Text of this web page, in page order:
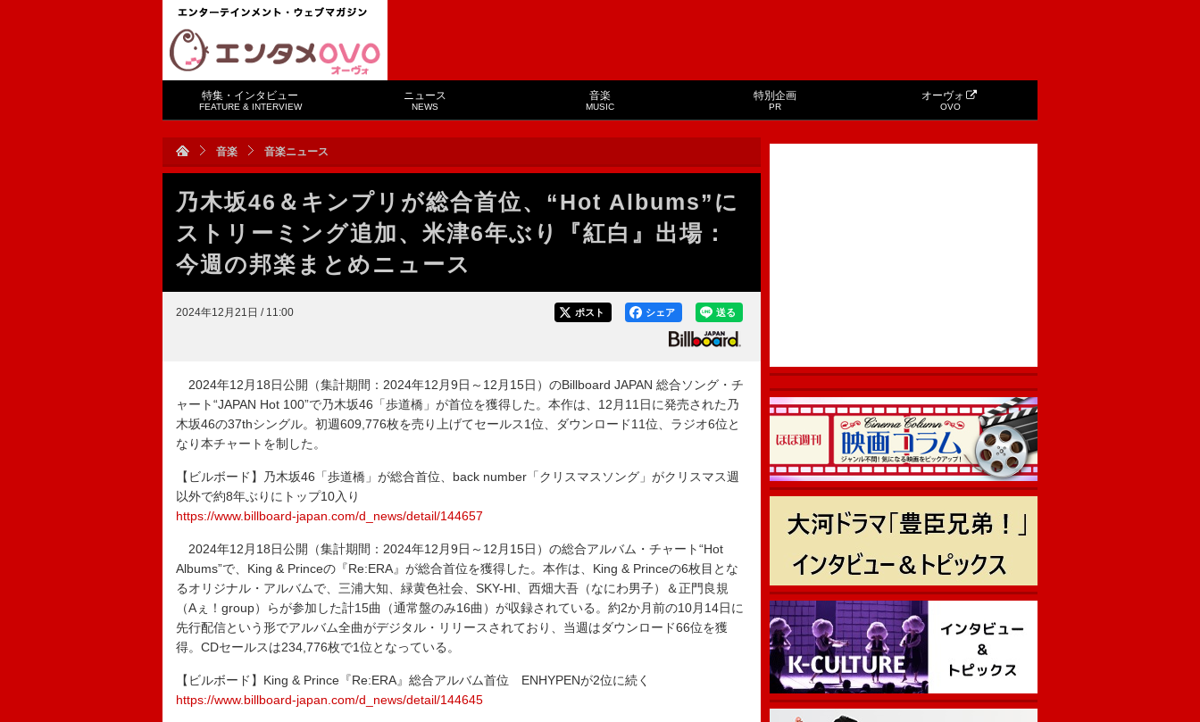
特集・インタビュー
FEATURE & INTERVIEW
ニュース
NEWS
音楽
MUSIC
特別企画
PR
オーヴォ
OVO
音楽 音楽ニュース
乃木坂46＆キンプリが総合首位、“Hot Albums”に
ストリーミング追加、米津6年ぶり『紅白』出場：
今週の邦楽まとめニュース
2024年12月21日 / 11:00 送る
シェア
ポスト
2024年12月18日公開（集計期間：2024年12月9日～12月15日）のBillboard JAPAN 総合ソング・チ
ャート“JAPAN Hot 100”で乃木坂46「歩道橋」が首位を獲得した。本作は、12月11日に発売された乃
木坂46の37thシングル。初週609,776枚を売り上げてセールス1位、ダウンロード11位、ラジオ6位と
なり本チャートを制した。
【ビルボード】乃木坂46「歩道橋」が総合首位、back number「クリスマスソング」がクリスマス週
以外で約8年ぶりにトップ10入り
https://www.billboard-japan.com/d_news/detail/144657
2024年12月18日公開（集計期間：2024年12月9日～12月15日）の総合アルバム・チャート“Hot
Albums”で、King & Princeの『Re:ERA』が総合首位を獲得した。本作は、King & Princeの6枚目とな
るオリジナル・アルバムで、三浦大知、緑黄色社会、SKY-HI、西畑大吾（なにわ男子）＆正門良規
（Aぇ！group）らが参加した計15曲（通常盤のみ16曲）が収録されている。約2か月前の10月14日に
先行配信という形でアルバム全曲がデジタル・リリースされており、当週はダウンロード66位を獲
得。CDセールスは234,776枚で1位となっている。
【ビルボード】King & Prince『Re:ERA』総合アルバム首位 ENHYPENが2位に続く
https://www.billboard-japan.com/d_news/detail/144645